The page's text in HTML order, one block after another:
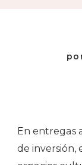
En entregas
de inversión,